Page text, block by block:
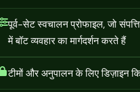
पूर्व-सेट स्वचालन प्रोफाइल, जो
में बॉट व्यवहार का मार्गदर्शन करते हैं
टीमों और अनुपालन के लिए डिज़ाइन